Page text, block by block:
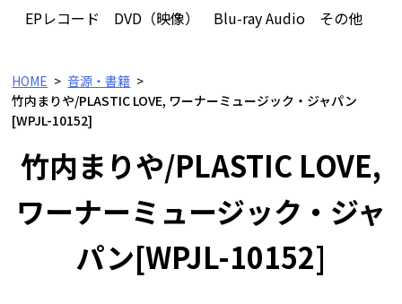
EPレコード
DVD（映像） Blu-ray Audio その他
HOME
音源・書籍
竹内まりや/PLASTIC LOVE, ワーナーミュージック・ジャパン
[WPJL-10152]
竹内まりや/PLASTIC LOVE,
ワーナーミュージック・ジャ
パン[WPJL-10152]